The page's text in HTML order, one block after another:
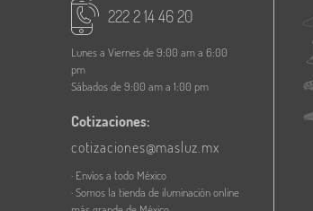
222 2 14 46 20
Lunes a Viernes de 9:00 am a 6:00
pm
Sábados de 9:00 am a 1:00 pm
Cotizaciones:
cotizaciones@masluz.mx
· Envíos a todo México
· Somos la tienda de iluminación online